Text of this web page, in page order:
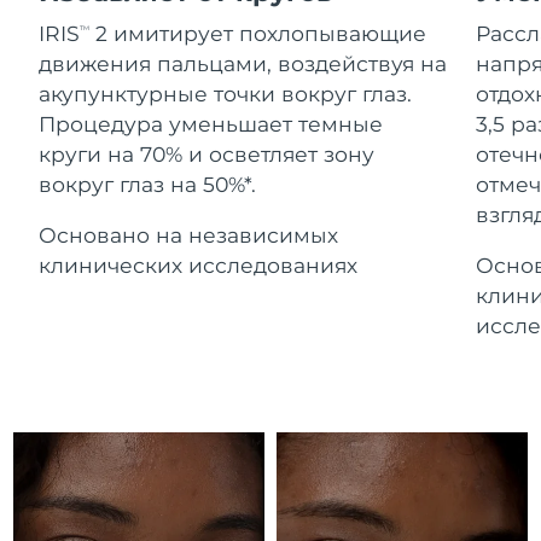
IRISTM
2 имитирует похлопывающие
движения пальцами, воздействуя на
акупунктурные точки вокруг глаз.
Процедура уменьшает темные
круги на 70% и осветляет зону
вокруг глаз на 50%*.
Основано на независимых
клинических исследованиях
3,5
For healthy hair
Косметика Для мужчин
Купить
Гибралтар
8/15/26
Греция
Ожидаемая дата доставки
8/11/26
Гонконг (САР)
Ожидаемая дата доставки
8/12/26
Венгрия
Ожидаемая дата доставки
8/11/26
Ожидаемая дата доставки
8/12/26
Ирландия
Ожидаемая дата доставки
о-в Мэн
Ожидаемая дата доставки